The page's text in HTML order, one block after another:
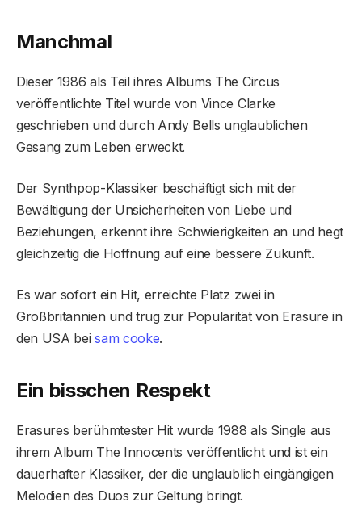
Manchmal
Dieser 1986 als Teil ihres Albums The Circus
veröffentlichte Titel wurde von Vince Clarke
geschrieben und durch Andy Bells unglaublichen
Gesang zum Leben erweckt.
Der Synthpop-Klassiker beschäftigt sich mit der
Bewältigung der Unsicherheiten von Liebe und
Beziehungen, erkennt ihre Schwierigkeiten an und hegt
gleichzeitig die Hoffnung auf eine bessere Zukunft.
Es war sofort ein Hit, erreichte Platz zwei in
Großbritannien und trug zur Popularität von Erasure in
den USA beisam cooke.
Ein bisschen Respekt
Erasures berühmtester Hit wurde 1988 als Single aus
ihrem Album The Innocents veröffentlicht und ist ein
dauerhafter Klassiker, der die unglaublich eingängigen
Melodien des Duos zur Geltung bringt.